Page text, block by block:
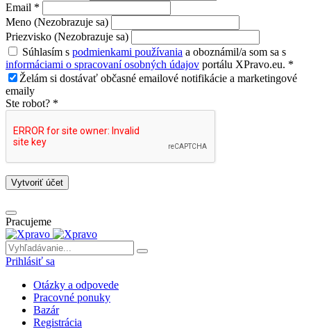
Email *
Meno (Nezobrazuje sa)
Priezvisko (Nezobrazuje sa)
Súhlasím s podmienkami používania a oboznámil/a som sa s
informáciami o spracovaní osobných údajov portálu XPravo.eu. *
Želám si dostávať občasné emailové notifikácie a marketingové
emaily
Ste robot? *
Vytvoriť účet
Pracujeme
Prihlásiť sa
Otázky a odpovede
Pracovné ponuky
Bazár
Registrácia